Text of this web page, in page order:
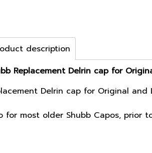
description
Replacement Delrin cap for
Delrin cap for Original
for most older Shubb Capos, prior